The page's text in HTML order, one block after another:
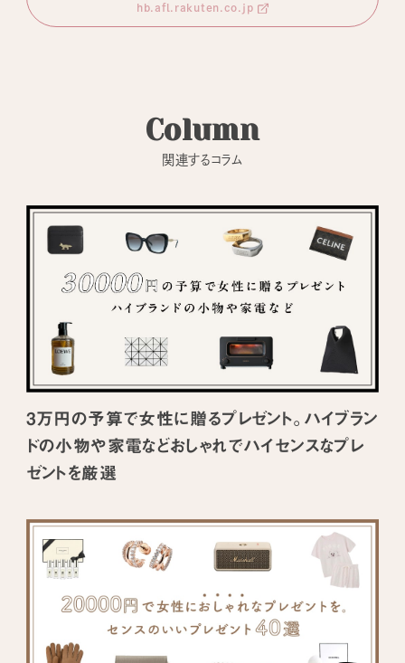
hb.afl.rakuten.co.jp
Column
関連するコラム
3万円の予算で女性に贈るプレゼント。ハイブラン
ドの小物や家電などおしゃれでハイセンスなプレ
ゼントを厳選